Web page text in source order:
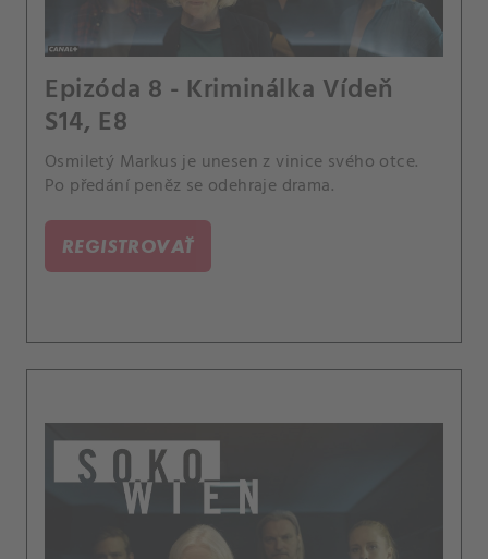
Epizóda 8 - Kriminálka Vídeň
S14, E8
Osmiletý Markus je unesen z vinice svého otce.
Po předání peněz se odehraje drama.
REGISTROVAŤ